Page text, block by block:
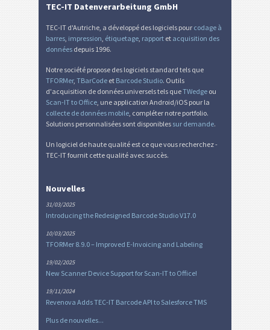
TEC-IT Datenverarbeitung GmbH
TEC-IT d'Autriche, a développé des logiciels pour codage à
barres impression étiquetage rapport et acquisition des
données depuis 1996.
Notre société propose des logiciels standard tels que
TFORMer, TBarCode et Barcode Studio. Outils
d'acquisition de données universels tels queTWedge ou
Scan-IT to Office , une application Android/iOS pour la
collecte de données mobile , compléter notre portfolio.
Solutions personnalisées sont disponibles sur demande.
Un logiciel de haute qualité est ce que vous recherchez -
TEC-IT fournit cette qualité avec succès.
Nouvelles
31/03/2025
Introducing the Redesigned Barcode Studio V17.0
10/03/2025
TFORMer 8.9.0 – Improved E-Invoicing and Labeling
19/02/2025
New Scanner Device Support for Scan-IT to Office!
19/11/2024
Revenova Adds TEC-IT Barcode API to Salesforce TMS
Plus de nouvelles...